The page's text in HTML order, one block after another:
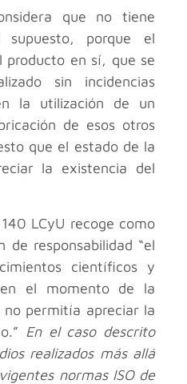
que no tiene
porque el
en sí, que se
sin incidencias
la utilización de un
de esos otros
que el estado de la
la existencia del
LCyU recoge como
de responsabilidad “el
científicos y
el momento de la
no permitía apreciar la
En el caso descrito
realizados más allá
normas ISO de